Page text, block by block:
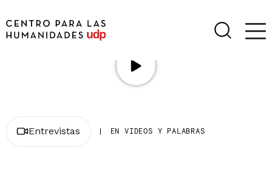
Entrevistas | EN VIDEOS Y PALABRAS